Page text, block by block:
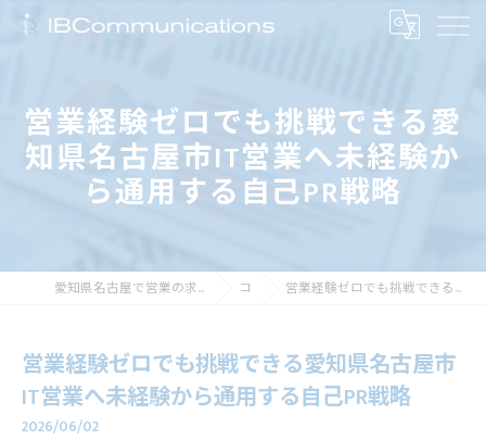
営業経験ゼロでも挑戦できる愛
知県名古屋市IT営業へ未経験か
ら通用する自己PR戦略
愛知県名古屋で営業の求人なら株式会社アイビーコミュニケーションズ コラム 営業経験ゼロでも挑戦できる愛知県名古屋市IT営業へ未経験から通用する自己PR戦略
営業経験ゼロでも挑戦できる愛知県名古屋市
IT営業へ未経験から通用する自己PR戦略
2026/06/02